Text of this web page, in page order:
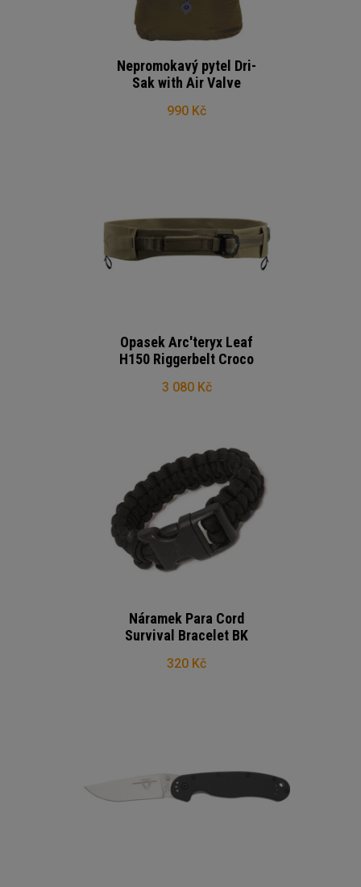
Nepromokavý pytel Dri-
Sak with Air Valve
990 Kč
Opasek Arc'teryx Leaf
H150 Riggerbelt Croco
3 080 Kč
Náramek Para Cord
Survival Bracelet BK
320 Kč